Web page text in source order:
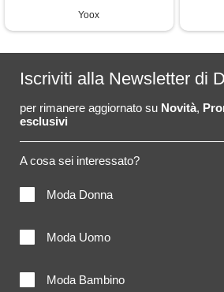
Yoox
Iscriviti alla Newsletter di
per rimanere aggiornato su Novità,
esclusivi
A cosa sei interessato?
Moda Donna
Moda Uomo
Moda Bambino